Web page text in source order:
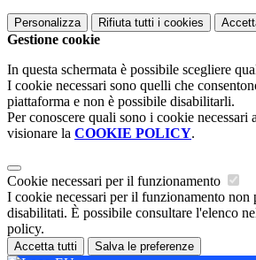
Personalizza Rifiuta tutti i cookies
Gestione cookie
In questa schermata è possibile scegliere
I cookie necessari sono quelli che
piattaforma e non è possibile disabilitarli.
Per conoscere quali sono i cookie necessari
visionare la COOKIE POLICY.
Cookie necessari per il funzionamento
I cookie necessari per il funzionamento non
disabilitati. È possibile consultare l'elenco
policy.
Accetta tutti Salva le preferenze